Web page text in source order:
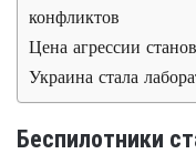
конфликтов
Цена агрессии
Украина стала
Беспилотники